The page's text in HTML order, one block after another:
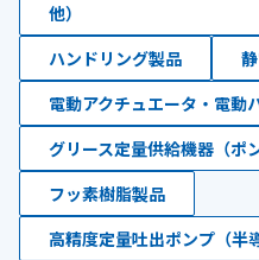
他）
ハンドリング製品
電動アクチュエータ・電動
グリース定量供給機器（ポ
フッ素樹脂製品
高精度定量吐出ポンプ（半